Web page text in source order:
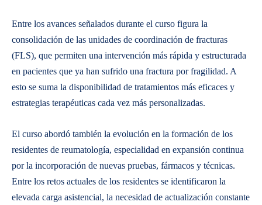
Entre los avances señalados durante el curso figura la
consolidación de las unidades de coordinación de fracturas
(FLS), que permiten una intervención más rápida y estructurada
en pacientes que ya han sufrido una fractura por fragilidad. A
esto se suma la disponibilidad de tratamientos más eficaces y
estrategias terapéuticas cada vez más personalizadas.
El curso abordó también la evolución en la formación de los
residentes de reumatología, especialidad en expansión continua
por la incorporación de nuevas pruebas, fármacos y técnicas.
Entre los retos actuales de los residentes se identificaron la
elevada carga asistencial, la necesidad de actualización constante